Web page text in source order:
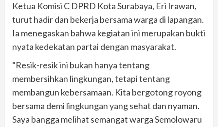
Ketua Komisi C DPRD Kota Surabaya, Eri Irawan,
turut hadir dan bekerja bersama warga di lapangan.
Ia menegaskan bahwa kegiatan ini merupakan bukti
nyata kedekatan partai dengan masyarakat.
“Resik-resik ini bukan hanya tentang
membersihkan lingkungan, tetapi tentang
membangun kebersamaan. Kita bergotong royong
bersama demi lingkungan yang sehat dan nyaman.
Saya bangga melihat semangat warga Semolowaru